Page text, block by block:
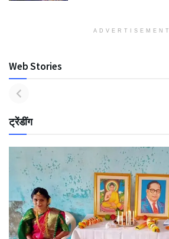
ADVERTISEMENT
Web Stories
ट्रेंडींग